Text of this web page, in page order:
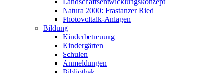
Landschaftsentwicklungskonzept
Natura 2000: Frastanzer Ried
Photovoltaik-Anlagen
Bildung
Kinderbetreuung
Kindergärten
Schulen
Anmeldungen